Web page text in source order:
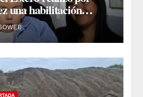
una habilitación
vincha de conducción